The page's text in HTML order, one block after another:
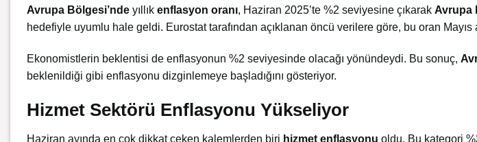
Avrupa Bölgesi’nde yıllık enflasyon oranı, Haziran 2025’te %2 seviyesine çıkarak Avrupa
hedefiyle uyumlu hale geldi. Eurostat tarafından açıklanan öncü verilere göre, bu oran
Ekonomistlerin beklentisi de enflasyonun %2 seviyesinde olacağı yönündeydi. Bu sonuç,
beklenildiği gibi enflasyonu dizginlemeye başladığını gösteriyor.
Hizmet Sektörü Enflasyonu Yükseliyor
Haziran ayında en çok dikkat çeken kalemlerden biri hizmet enflasyonu oldu. Bu kategori